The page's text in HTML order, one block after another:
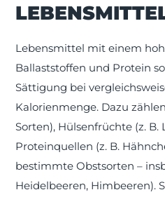
Lebensmittel mit einem
Ballaststoffen und Protein
Sättigung bei
Kalorienmenge. Dazu
Sorten), Hülsenfrüchte (z.
Proteinquellen (z. B.
bestimmte Obstsorten –
Heidelbeeren, Himbeeren).